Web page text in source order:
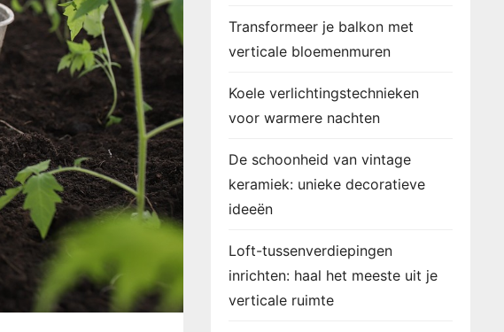
Transformeer je balkon met
verticale bloemenmuren
Koele verlichtingstechnieken
voor warmere nachten
De schoonheid van vintage
keramiek: unieke decoratieve
ideeën
Loft-tussenverdiepingen
inrichten: haal het meeste uit je
verticale ruimte